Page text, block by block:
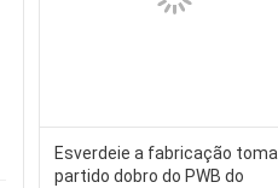
Esverdeie a fabricação
partido dobro do PWB do